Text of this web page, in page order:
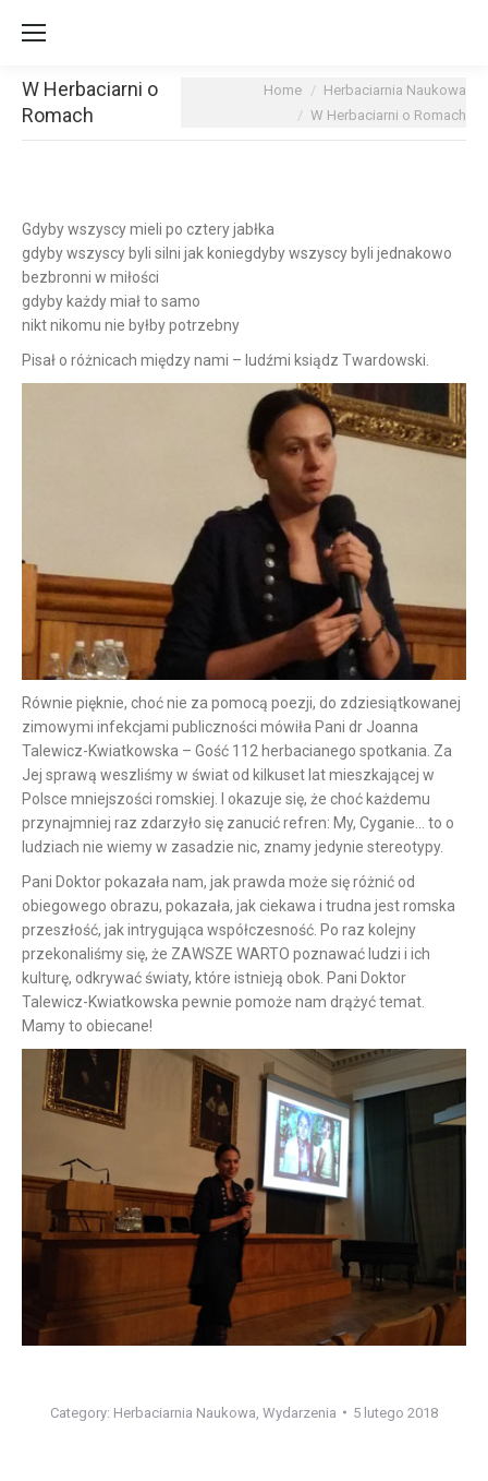
W Herbaciarni o
Romach
You are here:Home
Herbaciarnia Naukowa
W Herbaciarni o Romach
Gdyby wszyscy mieli po cztery jabłka
gdyby wszyscy byli silni jak koniegdyby wszyscy byli jednakowo
bezbronni w miłości
gdyby każdy miał to samo
nikt nikomu nie byłby potrzebny
Pisał o różnicach między nami – ludźmi ksiądz Twardowski.
Równie pięknie, choć nie za pomocą poezji, do zdziesiątkowanej
zimowymi infekcjami publiczności mówiła Pani dr Joanna
Talewicz-Kwiatkowska – Gość 112 herbacianego spotkania. Za
Jej sprawą weszliśmy w świat od kilkuset lat mieszkającej w
Polsce mniejszości romskiej. I okazuje się, że choć każdemu
przynajmniej raz zdarzyło się zanucić refren: My, Cyganie… to o
ludziach nie wiemy w zasadzie nic, znamy jedynie stereotypy.
Pani Doktor pokazała nam, jak prawda może się różnić od
obiegowego obrazu, pokazała, jak ciekawa i trudna jest romska
przeszłość, jak intrygująca współczesność. Po raz kolejny
przekonaliśmy się, że ZAWSZE WARTO poznawać ludzi i ich
kulturę, odkrywać światy, które istnieją obok. Pani Doktor
Talewicz-Kwiatkowska pewnie pomoże nam drążyć temat.
Mamy to obiecane!
Category: Herbaciarnia Naukowa Wydarzenia 5 lutego 2018